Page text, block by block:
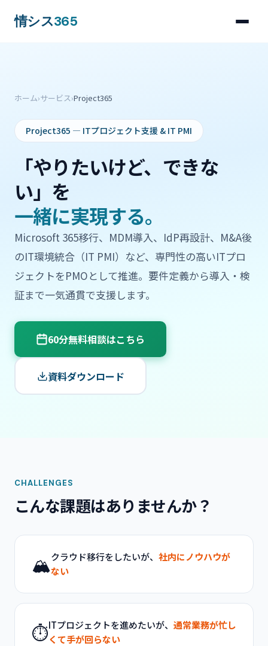
情シス365
ホーム›サービス›Project365
Project365 — ITプロジェクト支援 & IT PMI
「やりたいけど、できな
い」を
一緒に実現する。
Microsoft 365移行、MDM導入、IdP再設計、M&A後
のIT環境統合（IT PMI）など、専門性の高いITプロ
ジェクトをPMOとして推進。要件定義から導入・検
証まで一気通貫で支援します。
60分無料相談はこちら
資料ダウンロード
CHALLENGES
こんな課題はありませんか？
🏔️クラウド移行をしたいが、 社内にノウハウが
ない
⏱️ITプロジェクトを進めたいが、 通常業務が忙し
くて手が回らない